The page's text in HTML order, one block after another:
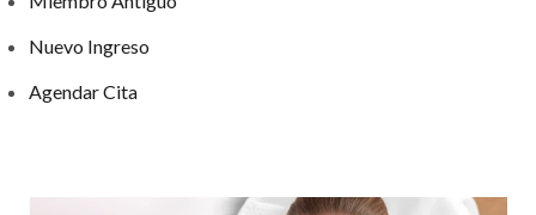
Nuevo Ingreso
Agendar Cita